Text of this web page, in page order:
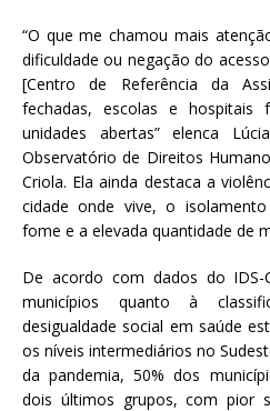
“O que me chamou mais
dificuldade ou negação do
[Centro de Referência da
fechadas, escolas e hospitais
unidades abertas” elenca
Observatório de Direitos
Criola. Ela ainda destaca a
cidade onde vive, o
fome e a elevada quantidade de
De acordo com dados do IDS-
municípios quanto à
desigualdade social em saúde
os níveis intermediários no
da pandemia, 50% dos
dois últimos grupos, com pior